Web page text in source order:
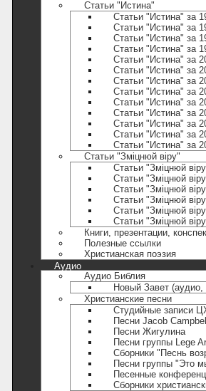
Статьи "Истина"
Статьи "Истина" за
Статьи "Истина" за
Статьи "Истина" за
Статьи "Истина" за
Статьи "Истина" за
Статьи "Истина" за
Статьи "Истина" за
Статьи "Истина" за
Статьи "Истина" за
Статьи "Истина" за
Статьи "Истина" за
Статьи "Истина" за
Статьи "Истина" за
Статьи "Зміцнюй віру"
Статьи "Зміцнюй
Статьи "Зміцнюй
Статьи "Зміцнюй
Статьи "Зміцнюй
Статьи "Зміцнюй
Статьи "Зміцнюй
Книги, презентации,
Полезные ccылки
Христианская поэзия
Аудио
Аудио Библия
Новый Завет (аудио,
Христианские песни
Студийные записи
Песни Jacob
Песни Жигулина
Песни группы Lege
Сборники "Песнь
Песни группы "Это
Песенные
Сборники